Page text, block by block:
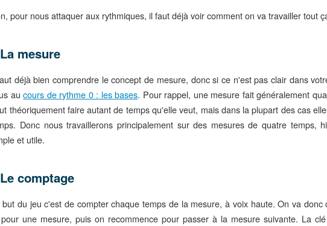
pour nous attaquer aux rythmiques, il faut déjà voir comment on va travailler tout
La mesure
déjà bien comprendre le concept de mesure, donc si ce n'est pas clair dans
aucours de rythme 0 : les bases. Pour rappel, une mesure fait généralement
théoriquement faire autant de temps qu'elle veut, mais dans la plupart des cas
Donc nous travaillerons principalement sur des mesures de quatre temps,
et utile.
Le comptage
but du jeu c'est de compter chaque temps de la mesure, à voix haute. On va donc
une mesure, puis on recommence pour passer à la mesure suivante. La